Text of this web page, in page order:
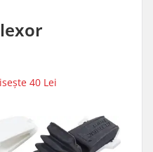
40 Lei